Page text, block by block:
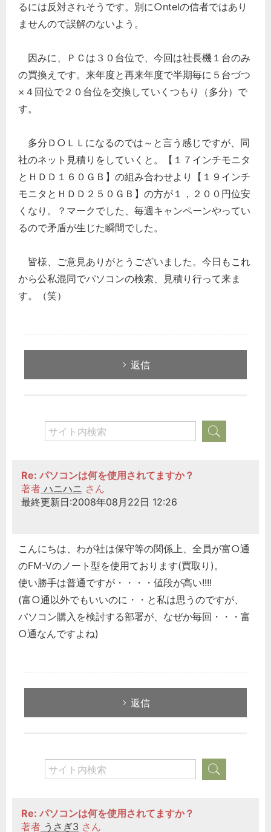
るには反対されそうです。別に○ntelの信者ではあり
ませんので誤解のないよう。
因みに、ＰＣは３０台位で、今回は社長機１台のみ
の買換えです。来年度と再来年度で半期毎に５台づつ
×４回位で２０台位を交換していくつもり（多分）で
す。
多分Ｄ○ＬＬになるのでは～と言う感じですが、同
社のネット見積りをしていくと。【１７インチモニタ
とＨＤＤ１６０ＧＢ】の組み合わせより【１９インチ
モニタとＨＤＤ２５０ＧＢ】の方が１，２００円位安
くなり。？マークでした、毎週キャンペーンやってい
るので矛盾が生じた瞬間でした。
皆様、ご意見ありがとうございました。今日もこれ
から公私混同でパソコンの検索、見積り行って来ま
す。（笑）
返信
Re: パソコンは何を使用されてますか？
著者 ハニハニ さん
最終更新日:2008年08月22日 12:26
こんにちは、わが社は保守等の関係上、全員が富○通
のFM-Vのノート型を使用ております(買取り)。
使い勝手は普通ですが・・・・値段が高い!!!!
(富○通以外でもいいのに・・と私は思うのですが、
パソコン購入を検討する部署が、なぜか毎回・・・富
○通なんですよね)
返信
Re: パソコンは何を使用されてますか？
著者 うさぎ3 さん
選択してください
税務経理
企業法務